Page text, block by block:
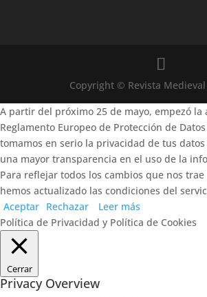
Copyright © Revista
A partir del próximo 25 de mayo, empezó la
Reglamento Europeo de Protección de Datos
tomamos en serio la privacidad de tus
una mayor transparencia en el uso de la
Para reflejar todos los cambios que nos
hemos actualizado las condiciones del
Aceptar Rechazar
Leer más
Política de Privacidad y Política de Cookies
Cerrar
Privacy Overview